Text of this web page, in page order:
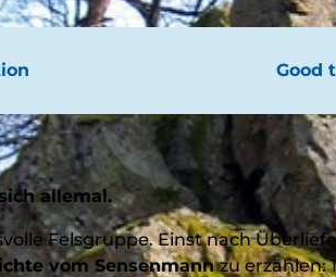
Good
allemal.
Felsgruppe. Einst nach
vom Sensenmannzu erzählen: